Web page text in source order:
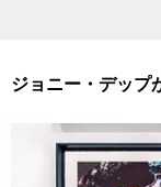
ジョニー・デップ